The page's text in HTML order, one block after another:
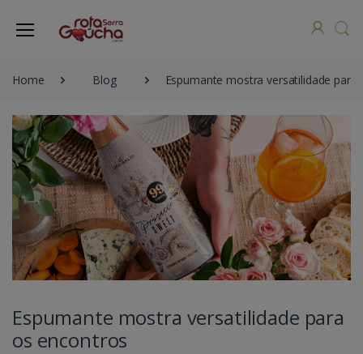
Home Blog Espumante mostra versatilidade para
Espumante mostra versatilidade para
os encontros